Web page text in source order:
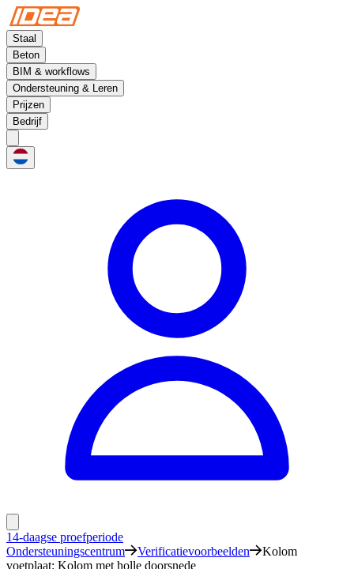
Staal
Beton
BIM & workflows
Ondersteuning & Leren
Prijzen
Bedrijf
14-daagse proefperiode
Ondersteuningscentrum
Verificatievoorbeelden
Kolom
voetplaat: Kolom met holle doorsnede